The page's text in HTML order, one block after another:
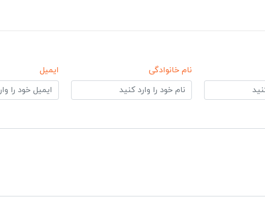
نام خانوادگی ایمیل